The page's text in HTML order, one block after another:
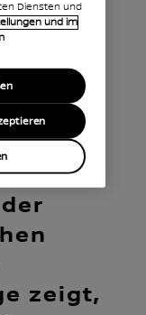
die
zeigt,
Diensten und
und im